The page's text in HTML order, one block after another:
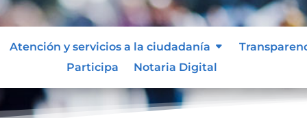
Atención y servicios a la ciudadanía
Participa
Notaria Digital